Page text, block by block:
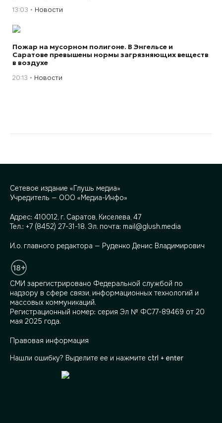
13:03 Новости
Пожар на мусорном полигоне. В Энгельсе и
Саратове превышены нормы загрязняющих веществ
в воздухе
20:13 Новости
Сетевое издание «Глушь медиа»
Учредитель — ООО «Медиа-Инфо»
Адрес: 410012, г. Саратов, Киселева, 47
Тел.: +7 (8452) 27-31-18. Эл. почта: mail@glush.media
И.о. главного редактора — Руденко Денис Владимирович
СМИ зарегистрировано Федеральной службой по
надзору в сфере связи, информационных технологий и
массовых коммуникаций.
Регистрационный номер: серия Эл № ФС77-89469 от 20
мая 2025 года.
Правовая информация
Нашли ошибку? Выделите ее и нажмите ctrl + enter